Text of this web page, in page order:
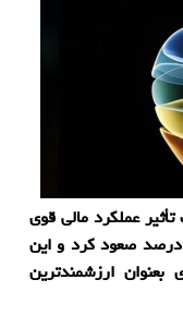
عملكرد مالی قوی
شركت در سه ماهه دوم، حداكثر ۷.۱ درصد صعود كرد و این
ارزشمندترین